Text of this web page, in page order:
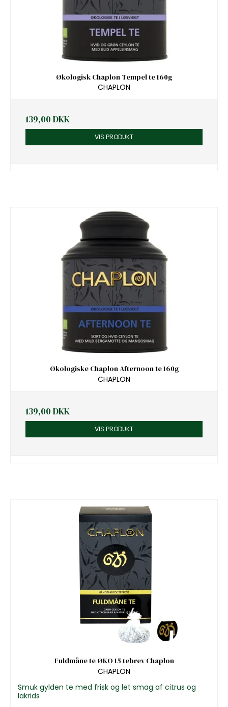
Økologisk Chaplon Tempel te 160g
CHAPLON
139,00 DKK
VIS PRODUKT
Økologiske Chaplon Afternoon te 160g
CHAPLON
139,00 DKK
VIS PRODUKT
Fuldmåne te ØKO 15 tebrev Chaplon
CHAPLON
Smuk gylden te med frisk og let smag af citrus og
lakrids